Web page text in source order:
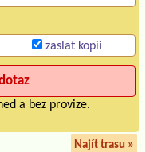
zaslat kopii
a bez provize.
Najít trasu »